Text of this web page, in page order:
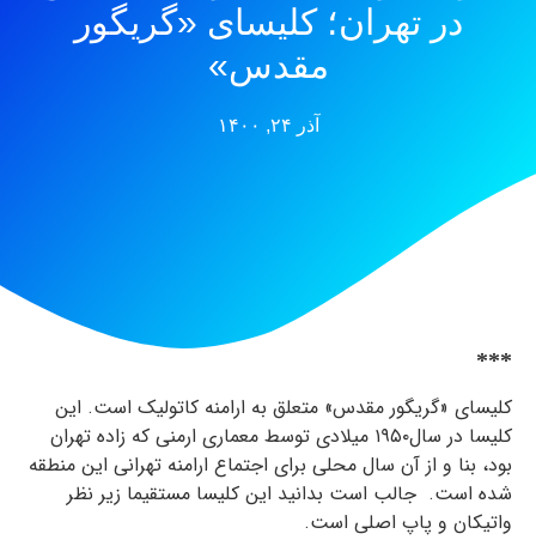
در تهران؛ کلیسای «گریگور
مقدس»
آذر ۲۴, ۱۴۰۰
***
کلیسای «گریگور مقدس» متعلق به ارامنه کاتولیک است. این
کلیسا در سال۱۹۵۰ میلادی توسط معماری ارمنی که زاده تهران
بود، بنا و از آن سال محلی برای اجتماع ارامنه تهرانی این منطقه
شده است. جالب است بدانید این کلیسا مستقیما زیر نظر
واتیکان و پاپ اصلی است.